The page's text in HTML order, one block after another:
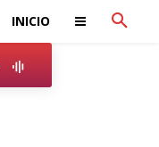
INICIO